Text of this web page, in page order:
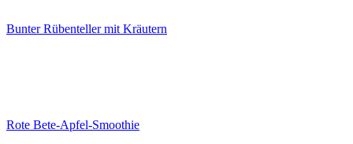
Bunter Rübenteller mit Kräutern
Rote Bete-Apfel-Smoothie